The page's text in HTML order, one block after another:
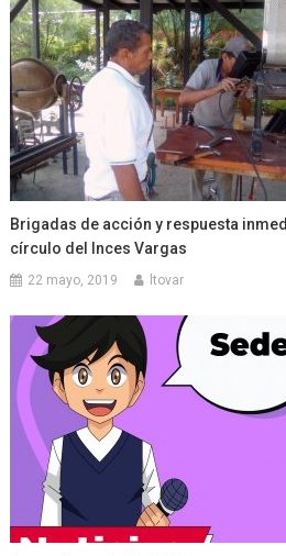
Brigadas de acción y respuesta
círculo del Inces Vargas
22 mayo, 2019 ltovar